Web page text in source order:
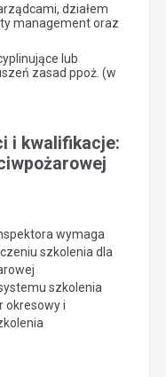
działem
management oraz
lub
zasad ppoż. (w
i kwalifikacje:
wymaga
szkolenia dla
szkolenia
okresowy i